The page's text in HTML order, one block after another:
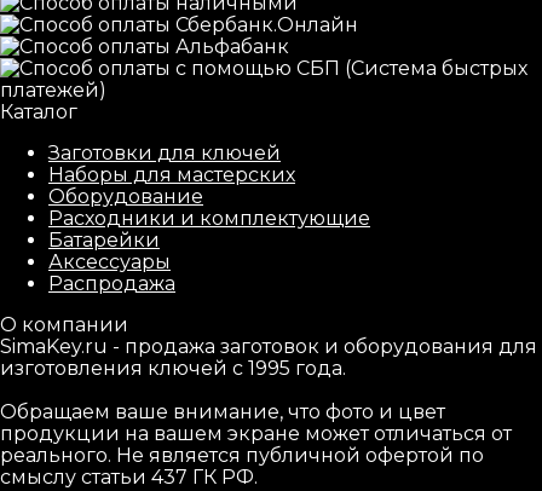
Каталог
Заготовки для ключей
Наборы для мастерских
Оборудование
Расходники и комплектующие
Батарейки
Аксессуары
Распродажа
О компании
SimaKey.ru - продажа заготовок и оборудования для
изготовления ключей с 1995 года.
Обращаем ваше внимание, что фото и цвет
продукции на вашем экране может отличаться от
реального. Не является публичной офертой по
смыслу статьи 437 ГК РФ.